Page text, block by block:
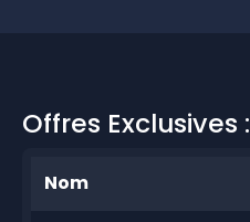
Offres Exclusives :
Nom